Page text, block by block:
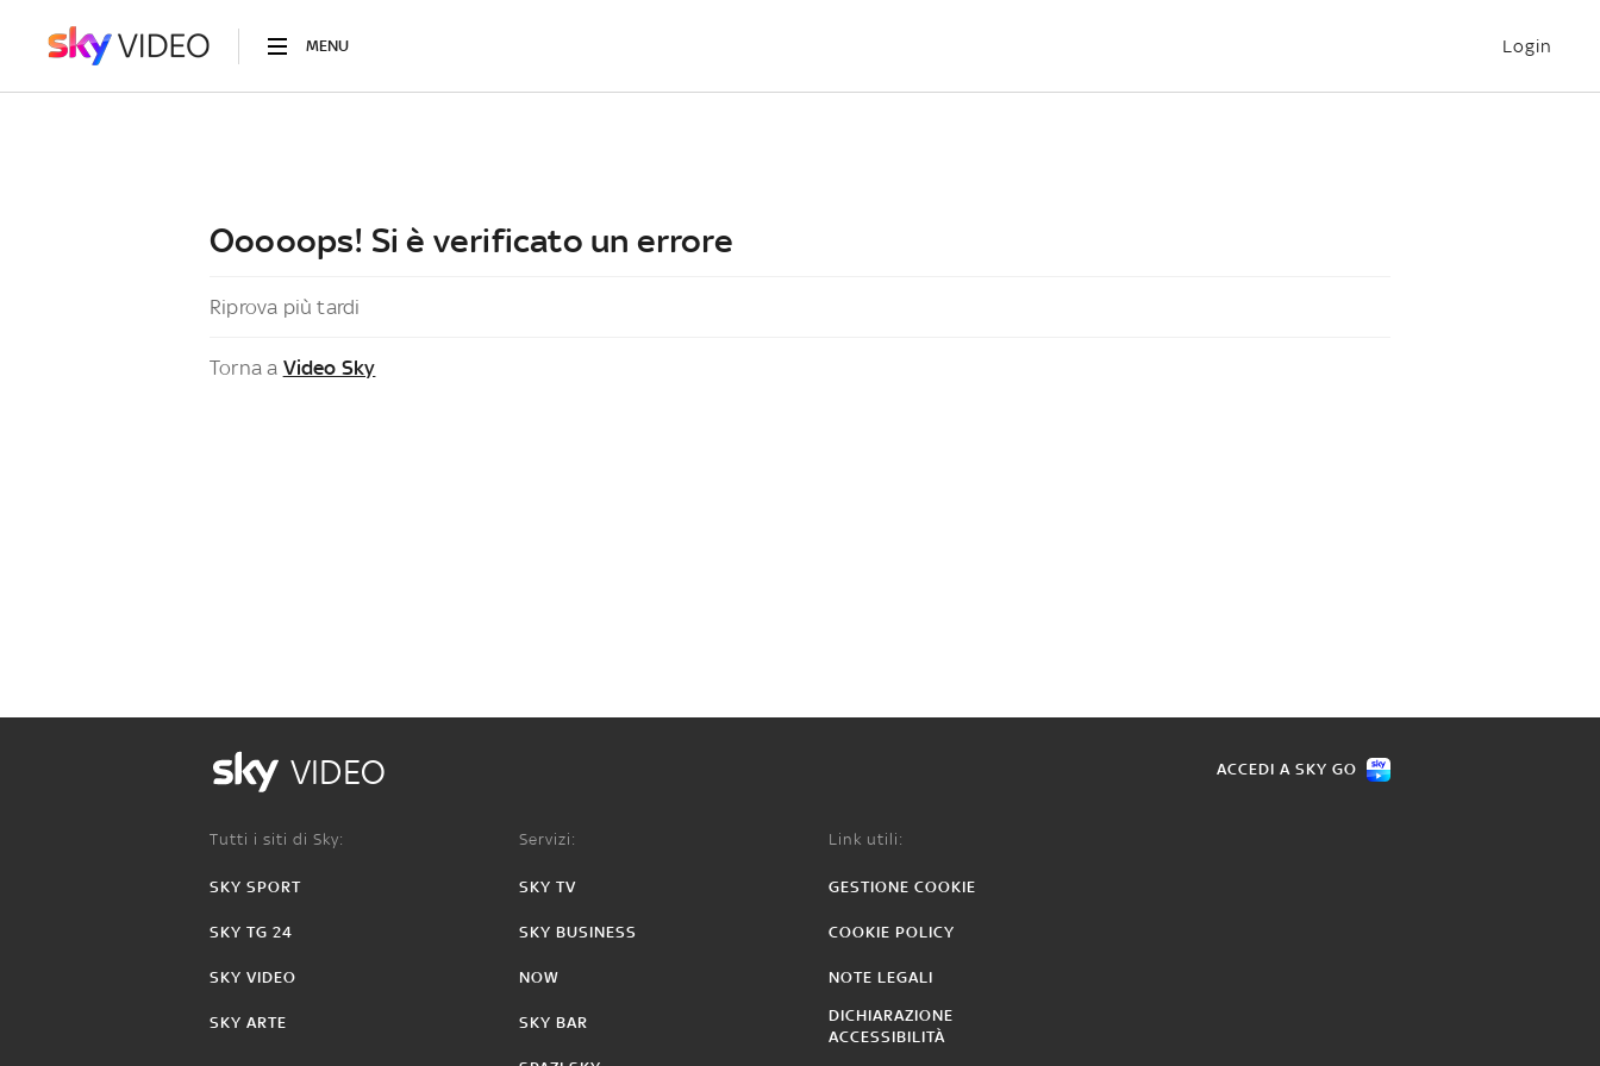
MENU Login
Ooooops! Si è verificato un errore
Riprova più tardi
Torna a Video Sky
VIDEO ACCEDI A SKY GO
Tutti i siti di Sky:
SKY SPORT
SKY TG 24
SKY VIDEO
SKY ARTE
Servizi:
SKY TV
SKY BUSINESS
NOW
SKY BAR
Link utili:
GESTIONE COOKIE
COOKIE POLICY
NOTE LEGALI
DICHIARAZIONE
ACCESSIBILITÀ